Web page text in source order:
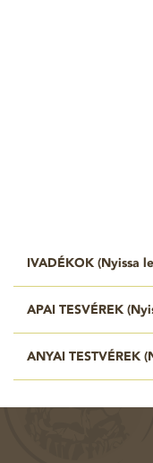
IVADÉKOK ( Nyissa
APAI TESVÉREK (
ANYAI TESTVÉREK (